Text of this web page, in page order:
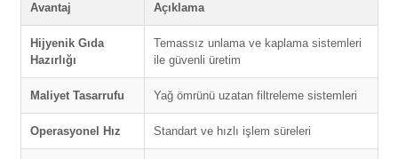
Avantaj Açıklama
Hijyenik Gıda
Hazırlığı
Temassız unlama ve kaplama sistemleri
ile güvenli üretim
Maliyet Tasarrufu Yağ ömrünü uzatan filtreleme sistemleri
Operasyonel Hız Standart ve hızlı işlem süreleri